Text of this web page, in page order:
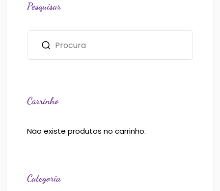
Pesquisar
Carrinho
Não existe produtos no carrinho.
Categoria